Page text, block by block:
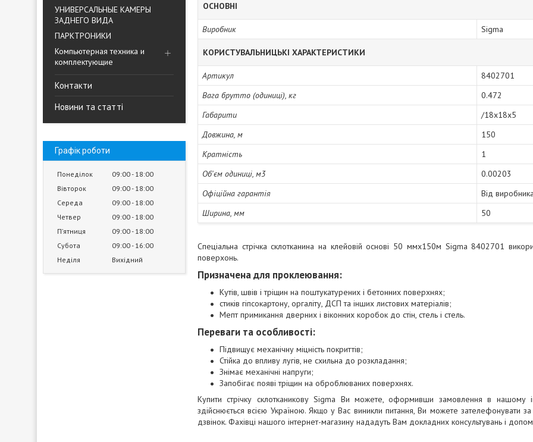
УНИВЕРСАЛЬНЫЕ КАМЕРЫ
ЗАДНЕГО ВИДА
ПАРКТРОНИКИ
Компьютерная техника и
комплектующие
Контакти
Новини та статті
Графік роботи
Понеділок 09:00 18:00
Вівторок
09:00 18:00
Середа
09:00 18:00
Четвер
09:00 18:00
Пʼятниця
09:00 18:00
Субота
09:00 16:00
Неділя
Вихідний
ОСНОВНІ
Виробник Sigma
КОРИСТУВАЛЬНИЦЬКІ ХАРАКТЕРИСТИКИ
Артикул
8402701
Вага брутто (одиниці), кг
0.472
Габарити
/18x18x5
Довжина, м
150
Кратність
1
Об'єм одиниці, м3
0.00203
Офіційна гарантія
Від
Ширина, мм
50
Спеціальна стрічка склотканина на клейовій основі 50 ммх150м Sigma 8402701
поверхонь.
Призначена для проклеювання:
Кутів, швів і тріщин на поштукатурених і бетонних поверхнях;
стиків гіпсокартону, оргаліту, ДСП та інших листових матеріалів;
Мепт примикання дверних і віконних коробок до стін, стель і стель.
Переваги та особливості:
Підвищує механічну міцність покриттів;
Стійка до впливу лугів, не схильна до розкладання;
Знімає механічні напруги;
Запобігає появі тріщин на оброблюваних поверхнях.
Купити стрічку склотканикову Sigma Ви можете, оформивши замовлення в нашому
здійснюється всією Україною. Якщо у Вас виникли питання, Ви можете зателефонувати
дзвінок. Фахівці нашого інтернет-магазину нададуть Вам докладних консультувань і